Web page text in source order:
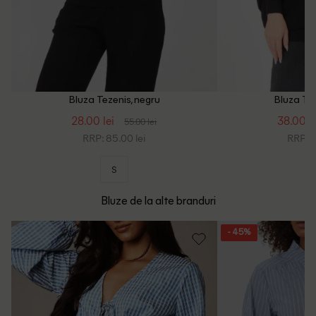
Bluza Tezenis, negru
28.00 lei 55.00 lei
RRP: 85.00 lei
S
Bluza
38.00
RRP:
Bluze de la alte branduri
- 45%